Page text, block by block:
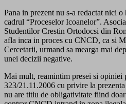
Pana in prezent nu s-a redactat nici o
cadrul “Proceselor Icoanelor”.
Studentilor Crestin Ortodocsi din
afla inca in proces cu CNCD, ca si
Cercetarii, urmand sa mearga mai
unei decizii negative.
Mai mult, reamintim presei si opiniei
323/21.11.2006 cu privire la
nu are titlu de obligativitate fiind